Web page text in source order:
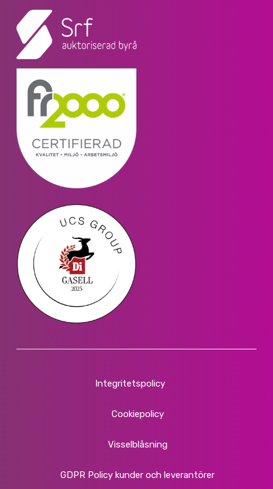
Integritetspolicy
Cookiepolicy
Visselblåsning
GDPR Policy kunder och leverantörer